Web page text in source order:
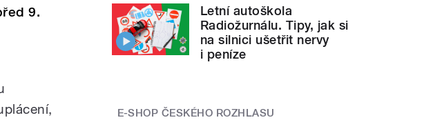
9.
Letní autoškola
Radiožurnálu. Tipy, jak si
na silnici ušetřit nervy
i peníze
E-SHOP ČESKÉHO ROZHLASU